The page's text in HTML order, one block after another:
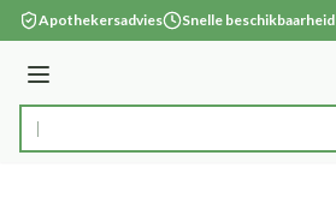
Ga naar de inhoud
Apothekersadvies Snelle beschikbaarheid
Menu
Product, merk, categorie...